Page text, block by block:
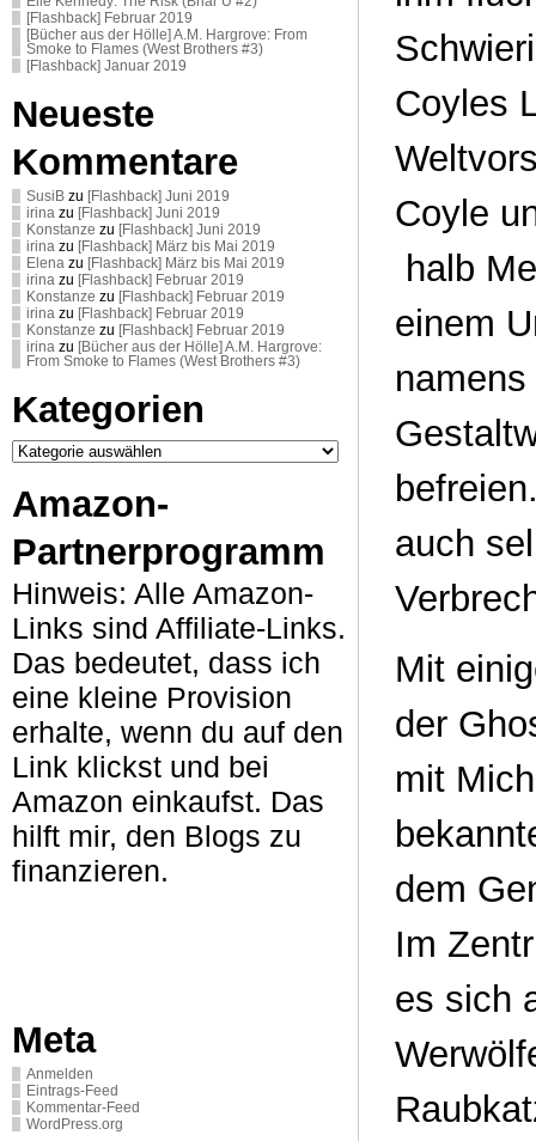
[Flashback] Februar 2019
[Bücher aus der Hölle] A.M. Hargrove: From
Smoke to Flames (West Brothers #3)
[Flashback] Januar 2019
Neueste
Kommentare
SusiB zu [Flashback] Juni 2019
irina zu [Flashback] Juni 2019
Konstanze zu [Flashback] Juni 2019
irina zu [Flashback] März bis Mai 2019
Elena zu [Flashback] März bis Mai 2019
irina zu [Flashback] Februar 2019
Konstanze zu [Flashback] Februar 2019
irina zu [Flashback] Februar 2019
Konstanze zu [Flashback] Februar 2019
irina zu [Bücher aus der Hölle] A.M. Hargrove:
From Smoke to Flames (West Brothers #3)
Kategorien
Kategorien
Amazon-
Partnerprogramm
Hinweis: Alle Amazon-
Links sind Affiliate-Links.
Das bedeutet, dass ich
eine kleine Provision
erhalte, wenn du auf den
Link klickst und bei
Amazon einkaufst. Das
hilft mir, den Blogs zu
finanzieren.
Meta
Anmelden
Eintrags-Feed
Kommentar-Feed
WordPress.org
Coyles
Coyle
halb
einem
auch
Mit
der
mit
dem
Im
es sich